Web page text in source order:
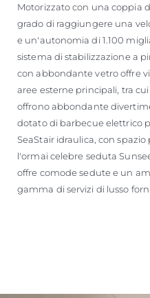
Motorizzato con una coppia
grado di raggiungere una
e un'autonomia di 1.100
sistema di stabilizzazione a
con abbondante vetro offre
aree esterne principali, tra
offrono abbondante
dotato di barbecue elettrico
SeaStair idraulica, con
l'ormai celebre seduta
offre comode sedute e un
gamma di servizi di lusso